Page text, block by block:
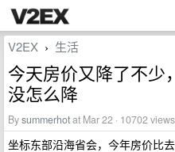
V2EX › 生活
今天房价又降了不少
没怎么降
Bysummerhotat Mar 22 · 10702 views
坐标东部沿海省会，今年房价比